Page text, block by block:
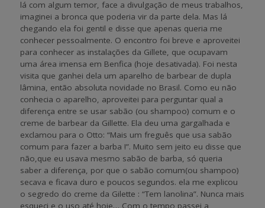
lá com algum temor, face a divulgação de meus trabalhos,
imaginei a bronca que poderia vir da parte dela. Mas lá
chegando ela foi gentil e disse que apenas queria me
conhecer pessoalmente. O encontro foi breve e aproveitei
para conhecer as instalações da Gillete, que ocupavam
uma área imensa em Benfica (hoje desativada). Foi nesta
visita que ganhei dela um aparelho de barbear de dupla
lâmina, então absoluta novidade no Brasil. Como eu não
conhecia o aparelho, aproveitei para perguntar qual a
diferença entre se usar sabão (ou shampoo) comum e o
creme de barbear da Gillette. Ela deu uma gargalhada e
exclamou para o Otto: “Mais um freguês que usa sabão
comum para fazer a barba !”. Muito sem jeito eu disse que
não,que eu usava mesmo sabão de barba, só queria
saber a diferença, por que o sabão comum(ou shampoo)
secava e ficava duro e poucos segundos. ela me explicou
o segredo do creme da Gilette : “Tem lanolina”. Nunca mais
esqueci e o uso até hoje… Com o tempo passei a